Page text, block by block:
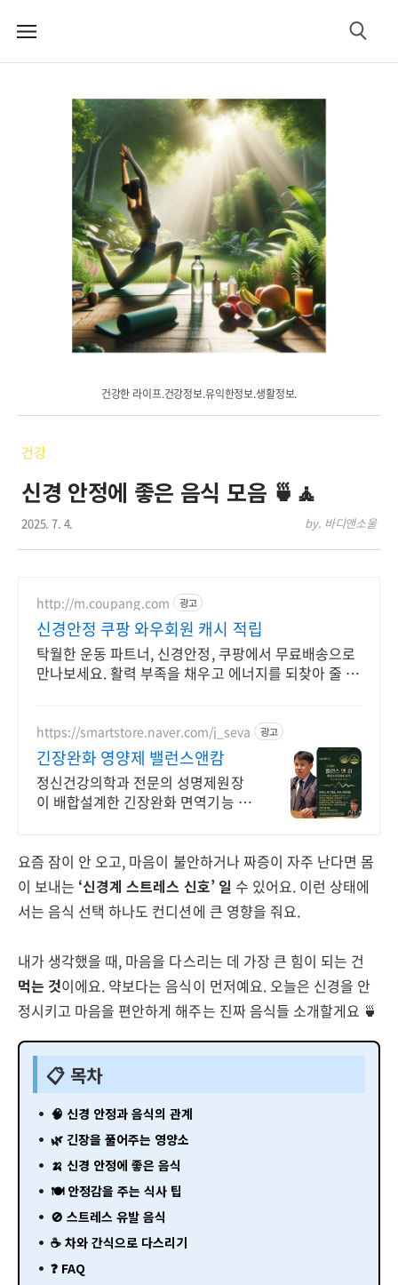
메
검
건강한 라이프.건강정보.유익한정보.생활정보.
건강
신경 안정에 좋은 음식 모음 🍵🧘
2025. 7. 4. by. 바디앤소울
http://m.coupang.com 광고
신경안정 쿠팡 와우회원 캐시 적립
탁월한 운동 파트너, 신경안정, 쿠팡에서 무료배송으로
만나보세요. 활력 부족을 채우고 에너지를 되찾아 줄 헬
https://smartstore.naver.com/j_seva 광고
긴장완화 영양제 밸런스앤캄
정신건강의학과 전문의 성명제원장
이 배합설계한 긴장완화 면역기능 정
요즘 잠이 안 오고, 마음이 불안하거나 짜증이 자주 난다면 몸
이 보내는 ‘신경계 스트레스 신호’ 일 수 있어요. 이런 상태에
서는 음식 선택 하나도 컨디션에 큰 영향을 줘요.
내가 생각했을 때, 마음을 다스리는 데 가장 큰 힘이 되는 건
먹는 것이에요. 약보다는 음식이 먼저예요. 오늘은 신경을 안
정시키고 마음을 편안하게 해주는 진짜 음식들 소개할게요 🍵
📋 목차
🧠 신경 안정과 음식의 관계
🌿 긴장을 풀어주는 영양소
🍌 신경 안정에 좋은 음식
🍽 안정감을 주는 식사 팁
🚫 스트레스 유발 음식
☕ 차와 간식으로 다스리기
❓ FAQ